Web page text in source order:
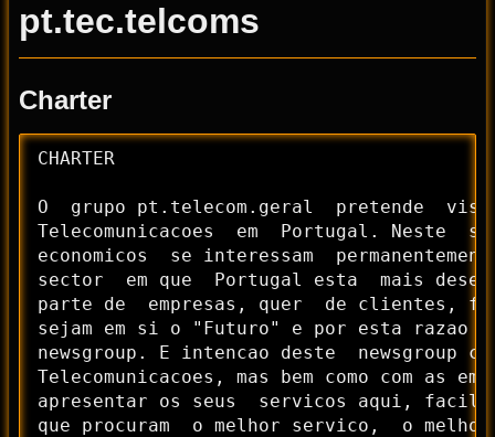
pt.tec.telcoms
Charter
CHARTER
O  grupo pt.telecom.geral  pretende
Telecomunicacoes  em  Portugal. Neste
economicos  se interessam
sector  em que  Portugal esta  mais
parte de  empresas, quer  de clientes, faz
sejam em si o "Futuro" e por esta razao
newsgroup. E intencao deste  newsgroup
Telecomunicacoes, mas bem como com as
apresentar os seus  servicos aqui,
que procuram  o melhor servico,  o